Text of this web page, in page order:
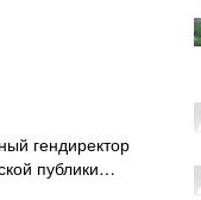
гендиректор
публики…